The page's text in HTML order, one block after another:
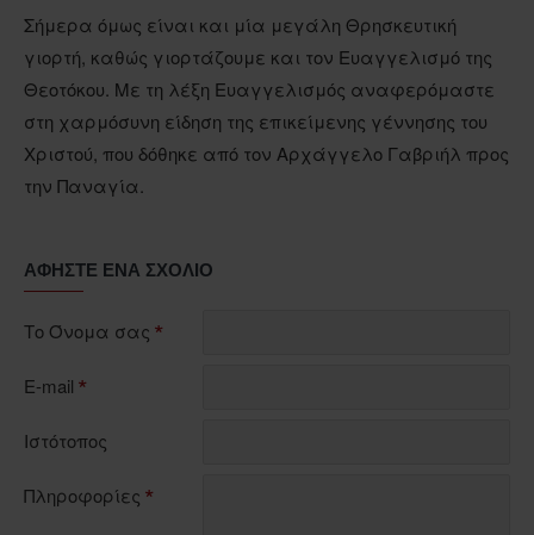
Σήμερα όμως είναι και μία μεγάλη Θρησκευτική
γιορτή, καθώς γιορτάζουμε και τον Ευαγγελισμό της
Θεοτόκου. Με τη λέξη Ευαγγελισμός αναφερόμαστε
στη χαρμόσυνη είδηση της επικείμενης γέννησης του
Χριστού, που δόθηκε από τον Αρχάγγελο Γαβριήλ προς
την Παναγία.
ΑΦΉΣΤΕ ΈΝΑ ΣΧΌΛΙΟ
Το Όνομα σας
E-mail
Ιστότοπος
Πληροφορίες